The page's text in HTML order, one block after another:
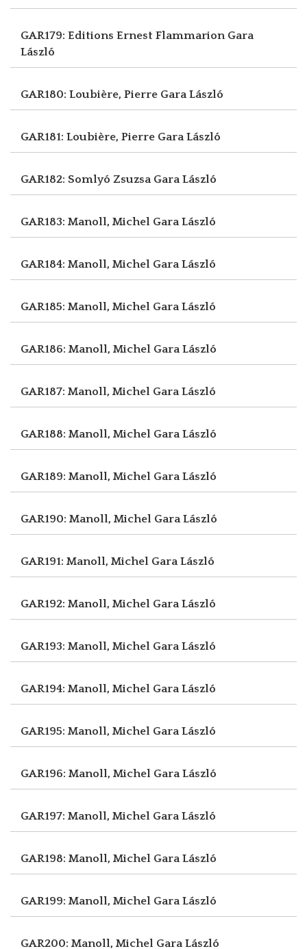
GAR179: Editions Ernest Flammarion Gara
László
GAR180: Loubière, Pierre Gara László
GAR181: Loubière, Pierre Gara László
GAR182: Somlyó Zsuzsa Gara László
GAR183: Manoll, Michel Gara László
GAR184: Manoll, Michel Gara László
GAR185: Manoll, Michel Gara László
GAR186: Manoll, Michel Gara László
GAR187: Manoll, Michel Gara László
GAR188: Manoll, Michel Gara László
GAR189: Manoll, Michel Gara László
GAR190: Manoll, Michel Gara László
GAR191: Manoll, Michel Gara László
GAR192: Manoll, Michel Gara László
GAR193: Manoll, Michel Gara László
GAR194: Manoll, Michel Gara László
GAR195: Manoll, Michel Gara László
GAR196: Manoll, Michel Gara László
GAR197: Manoll, Michel Gara László
GAR198: Manoll, Michel Gara László
GAR199: Manoll, Michel Gara László
GAR200: Manoll, Michel Gara László